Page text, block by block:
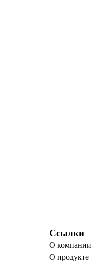
Ссылки
О компании
О продукте